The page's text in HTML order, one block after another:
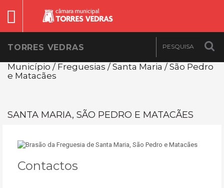
TORRES VEDRAS
Município / Freguesias / Santa Maria / São Pedro
e Matacães
SANTA MARIA, SÃO PEDRO E MATACÃES
Contactos